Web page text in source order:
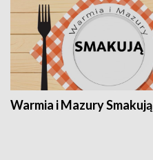
Warmia i Mazury Smakują